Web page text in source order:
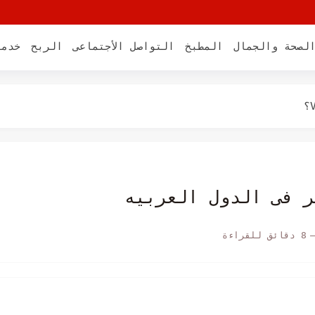
الصحة والجمال المطبخ التواصل الأجتماعى الربح
او مجهول؟
على سكايب
فى الدول العربيه
8 دقائق للقراءة